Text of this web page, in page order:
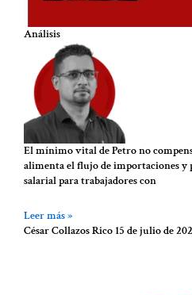
Análisis
El mínimo vital de Petro no
alimenta el flujo de importaciones y
salarial para trabajadores con
Leer más »
César Collazos Rico 15 de julio de